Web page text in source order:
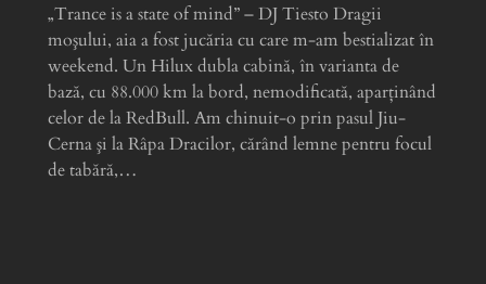
„Trance is a state of mind” – DJ Tiesto Dragii
moşului, aia a fost jucăria cu care m-am bestializat în
weekend. Un Hilux dubla cabină, în varianta de
bază, cu 88.000 km la bord, nemodificată, aparţinând
celor de la RedBull. Am chinuit-o prin pasul Jiu-
Cerna şi la Râpa Dracilor, cărând lemne pentru focul
de tabără,…